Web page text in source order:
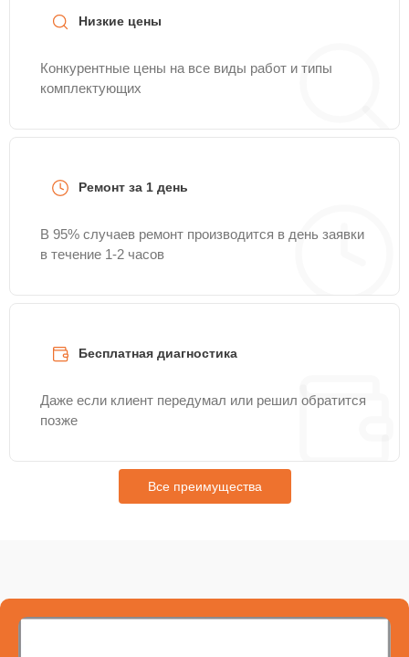
Низкие цены
Конкурентные цены на все виды работ и типы
комплектующих
Ремонт за 1 день
В 95% случаев ремонт производится в день заявки
в течение 1-2 часов
Бесплатная диагностика
Даже если клиент передумал или решил обратится
позже
Все преимущества